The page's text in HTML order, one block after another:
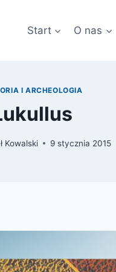
Start O nas
I ARCHEOLOGIA
Kowalski 9 stycznia 2015